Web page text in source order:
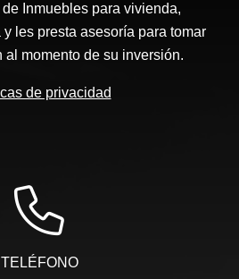
Inmuebles para vivienda,
les presta asesoría para tomar
al momento de su inversión.
de privacidad
TELÉFONO